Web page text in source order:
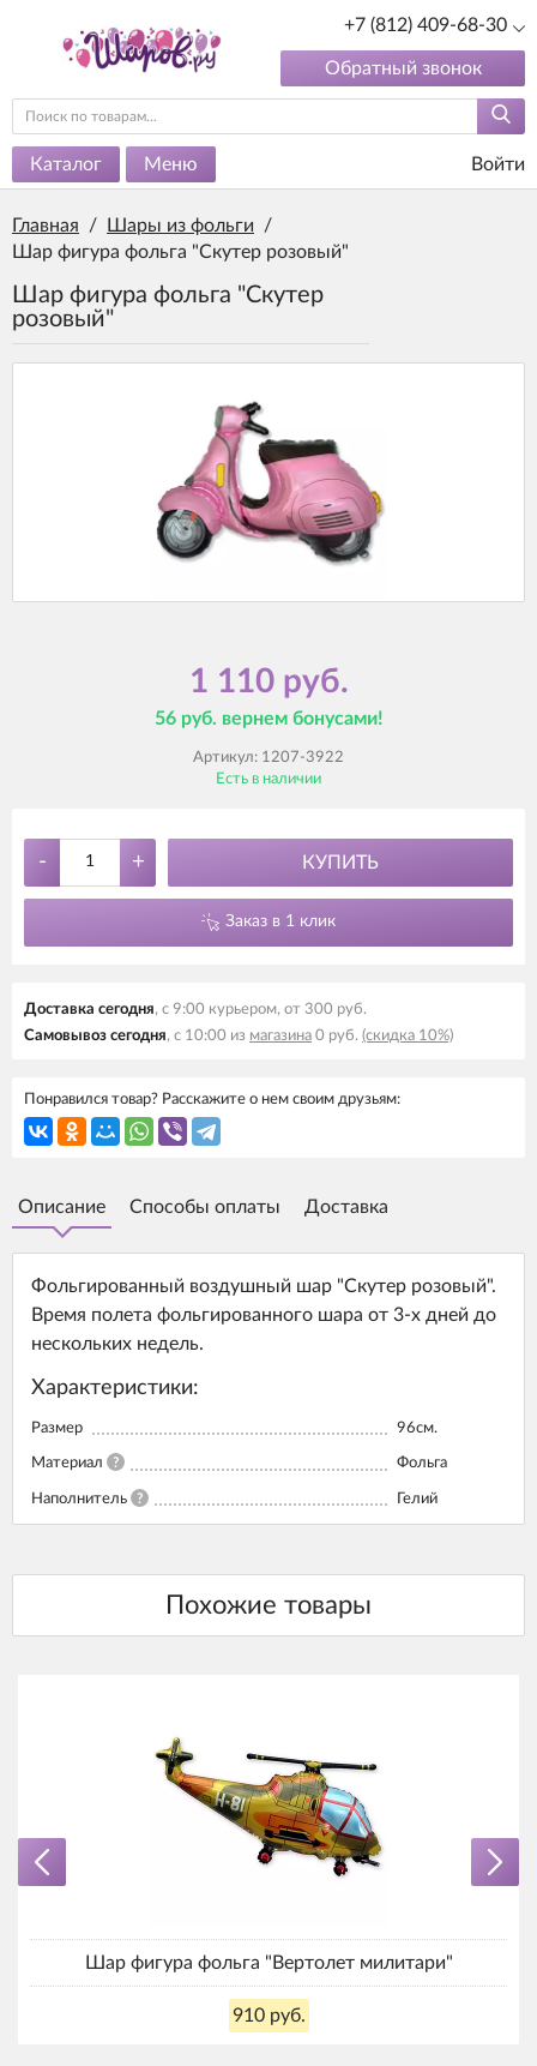
+7 (812) 409-68-30
Обратный звонок
Каталог Меню Войти
Главная / Шары из фольги
/
Шар фигура фольга "Скутер розовый"
Шар фигура фольга "Скутер
розовый"
1 110 руб.
56 руб. вернем бонусами!
Артикул: 1207-3922
Есть в наличии
- + КУПИТЬ
Заказ в 1 клик
Доставка сегодня, с 9:00 курьером, от 300 руб.
Самовывоз сегодня, с 10:00 из магазина 0 руб. (скидка 10%)
Понравился товар? Расскажите о нем своим друзьям:
Описание Способы оплаты Доставка
Фольгированный воздушный шар "Скутер розовый".
Время полета фольгированного шара от 3-х дней до
нескольких недель.
Характеристики:
Размер 96см.
Материал ? Фольга
Наполнитель ? Гелий
Шар фигура фольга "Вертолет милитари"
910 руб.